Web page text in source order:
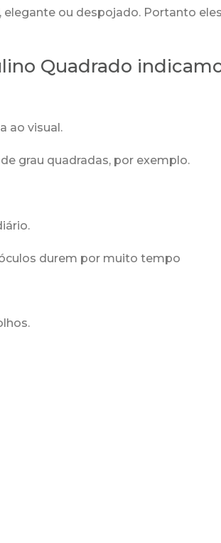
ou despojado. Portanto
Quadrado
ao visual.
grau quadradas, por exemplo.
durem por muito tempo